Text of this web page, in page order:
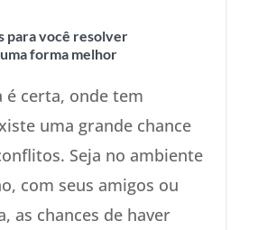
para você resolver
forma melhor
é certa, onde tem
uma grande chance
Seja no ambiente
com seus amigos ou
as chances de haver